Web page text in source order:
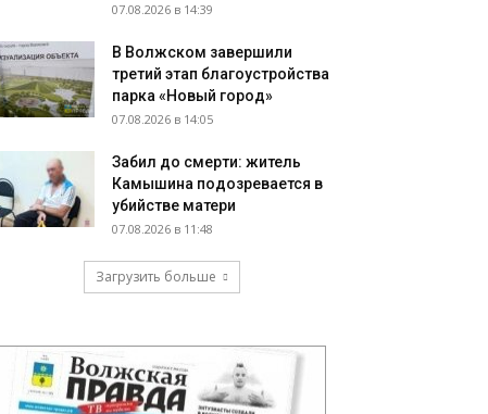
07.08.2026 в 14:39
В Волжском завершили
третий этап благоустройства
парка «Новый город»
07.08.2026 в 14:05
Забил до смерти: житель
Камышина подозревается в
убийстве матери
07.08.2026 в 11:48
Загрузить больше